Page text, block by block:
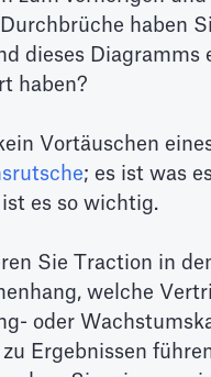
haben
dieses Diagramms
haben?
Vortäuschen
; es ist was
es so wichtig.
Sie Traction in
welche
oder
Ergebnissen